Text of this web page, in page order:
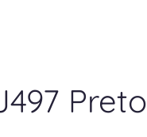
Preto